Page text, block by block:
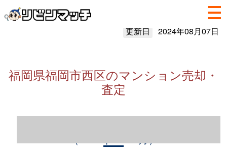
更新日 2024年08月07日
福岡県福岡市西区のマンション売却・
査定